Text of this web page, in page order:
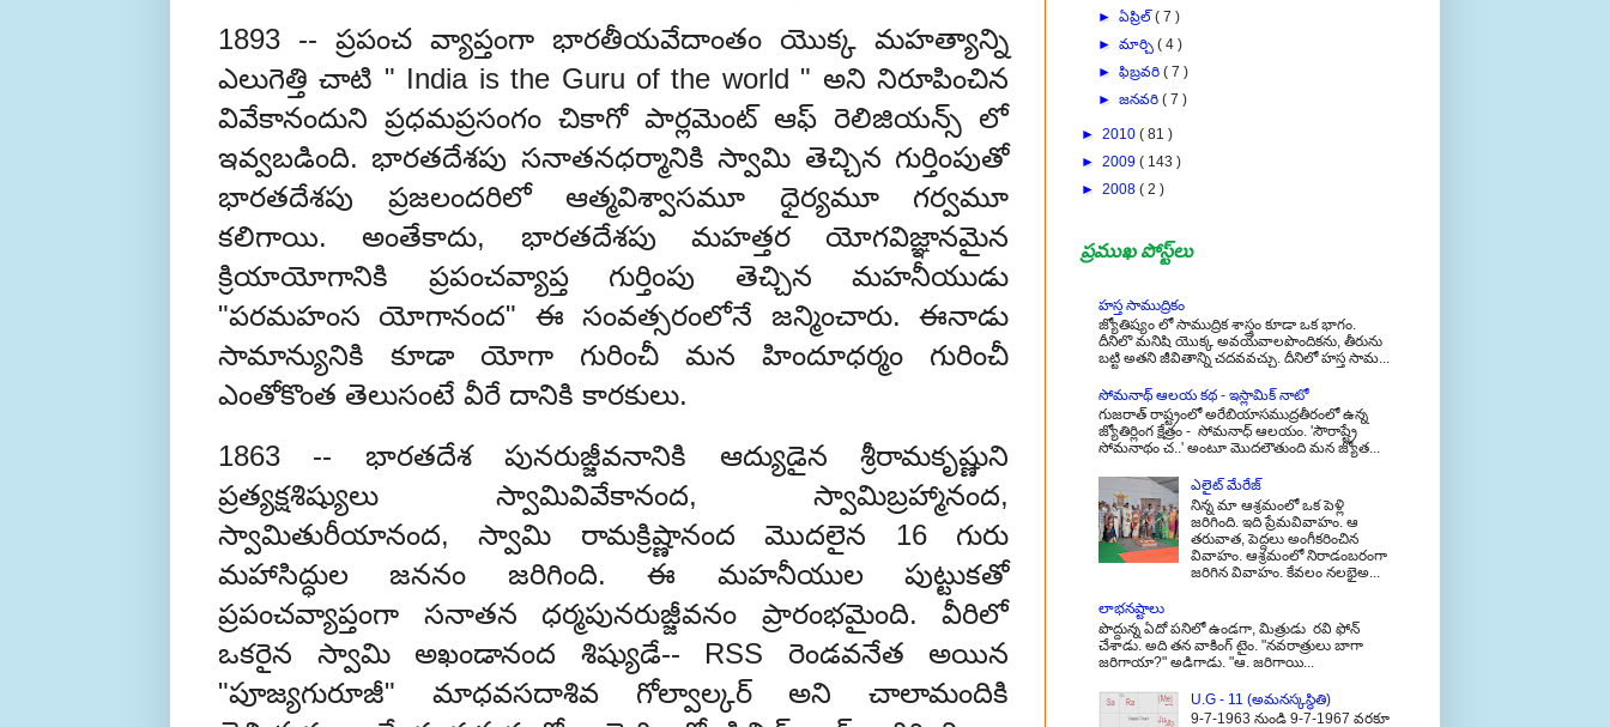
1893 -- ప్రపంచ వ్యాప్తంగా భారతీయవేదాంతం యొక్క మహత్యాన్ని
ఎలుగెత్తి చాటి " India is the Guru of the world " అని నిరూపించిన
వివేకానందుని ప్రధమప్రసంగం చికాగో పార్లమెంట్ ఆఫ్ రెలిజియన్స్ లో
ఇవ్వబడింది. భారతదేశపు సనాతనధర్మానికి స్వామి తెచ్చిన గుర్తింపుతో
భారతదేశపు ప్రజలందరిలో ఆత్మవిశ్వాసమూ ధైర్యమూ గర్వమూ
కలిగాయి. అంతేకాదు, భారతదేశపు మహత్తర యోగవిజ్ఞానమైన
క్రియాయోగానికి ప్రపంచవ్యాప్త గుర్తింపు తెచ్చిన మహనీయుడు
"పరమహంస యోగానంద" ఈ సంవత్సరంలోనే జన్మించారు. ఈనాడు
సామాన్యునికి కూడా యోగా గురించీ మన హిందూధర్మం గురించీ
ఎంతోకొంత తెలుసంటే వీరే దానికి కారకులు.
1863 -- భారతదేశ పునరుజ్జీవనానికి ఆద్యుడైన శ్రీరామకృష్ణుని
ప్రత్యక్షశిష్యులు స్వామివివేకానంద, స్వామిబ్రహ్మానంద,
స్వామితురీయానంద, స్వామి రామక్రిష్ణానంద మొదలైన 16 గురు
మహాసిద్ధుల జననం జరిగింది. ఈ మహనీయుల పుట్టుకతో
ప్రపంచవ్యాప్తంగా సనాతన ధర్మపునరుజ్జీవనం ప్రారంభమైంది. వీరిలో
ఒకరైన స్వామి అఖండానంద శిష్యుడే-- RSS రెండవనేత అయిన
"పూజ్యగురూజీ" మాధవసదాశివ గోల్వాల్కర్ అని చాలామందికి
►ఏప్రిల్( 7 )
►మార్చి( 4 )
►ఫిబ్రవరి( 7 )
►జనవరి( 7 )
► 2010 ( 81 )
► 2009 ( 143 )
► 2008 ( 2 )
ప్రముఖ పోస్ట్‌లు
హస్త సాముద్రికం
జ్యోతిష్యం లో సాముద్రిక శాస్త్రం కూడా ఒక భాగం.
దీనిలొ మనిషి యొక్క అవయవాలపొందికను, తీరును
బట్టి అతని జీవితాన్ని చదవవచ్చు. దీనిలో హస్త సామ...
సోమనాథ్ ఆలయ కథ - ఇస్లామిక్ నాటో
గుజరాత్ రాష్ట్రంలో అరేబియాసముద్రతీరంలో ఉన్న
జ్యోతిర్లింగ క్షేత్రం - సోమనాధ్ ఆలయం. 'సౌరాష్ట్రే
సోమనాథం చ..' అంటూ మొదలౌతుంది మన జ్యోత...
ఎలైట్ మేరేజ్
నిన్న మా ఆశ్రమంలో ఒక పెళ్లి
జరిగింది. ఇది ప్రేమవివాహం. ఆ
తరువాత, పెద్దలు అంగీకరించిన
వివాహం. ఆశ్రమంలో నిరాడంబరంగా
జరిగిన వివాహం. కేవలం నలభైఅ...
లాభనష్టాలు
పొద్దున్న ఏదో పనిలో ఉండగా, మిత్రుడు రవి ఫోన్
చేశాడు. అది తన వాకింగ్ టైం. "నవరాత్రులు బాగా
జరిగాయా?" అడిగాడు. "ఆ. జరిగాయి...
U.G - 11 (అమనస్కస్థితి)
9-7-1963 నుండి 9-7-1967 వరకూ